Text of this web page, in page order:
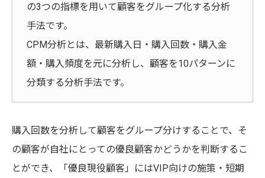
の3つの指標を用いて顧客をグループ化する分析
手法です。
CPM分析とは、最新購入日・購入回数・購入金
額・購入頻度を元に分析し、顧客を10パターンに
分類する分析手法です。
購入回数を分析して顧客をグループ分けすることで、そ
の顧客が自社にとっての優良顧客かどうかを判断するこ
とができ、「優良現役顧客」にはVIP向けの施策・短期